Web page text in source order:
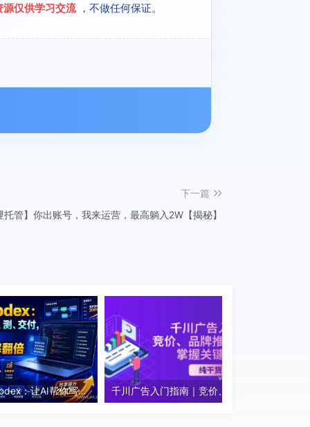
源仅供学习交流 ，不做任何保证。
下一篇
托管】你出账号，我来运营，最高躺入2W【揭秘】
从0到1学Codex：让AI帮你写、改、测、交付，完整系统教学，利用AI实现效率翻倍